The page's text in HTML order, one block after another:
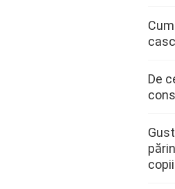
De